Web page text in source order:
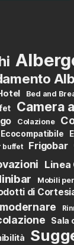
Bed and
Camera
Colazione
Ecocompatibile
buffet Frigobar
Linea
Mobili
di
Sala